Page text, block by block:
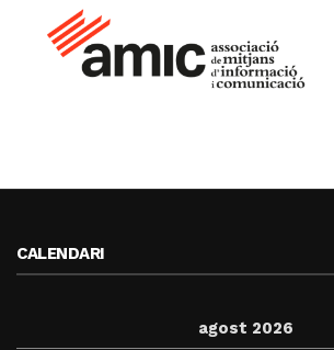
CALENDARI
agost 2026